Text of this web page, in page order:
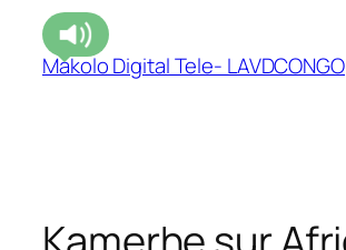
Makolo Digital Tele- LAVDCONGO